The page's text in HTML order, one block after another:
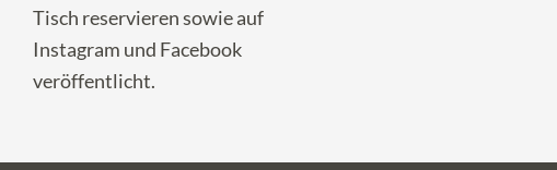
Tisch reservierensowie auf
Instagram und Facebook
veröffentlicht.